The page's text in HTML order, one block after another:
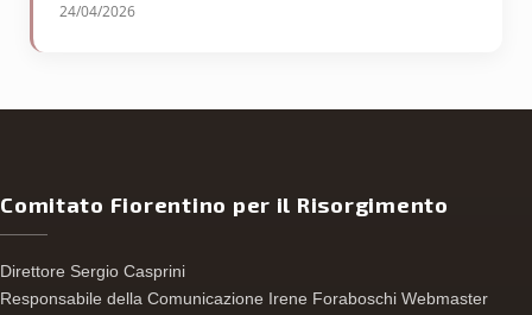
24/04/2026
Comitato Fiorentino per il Risorgimento
Direttore Sergio Casprini
Responsabile della Comunicazione Irene Foraboschi Webmaster